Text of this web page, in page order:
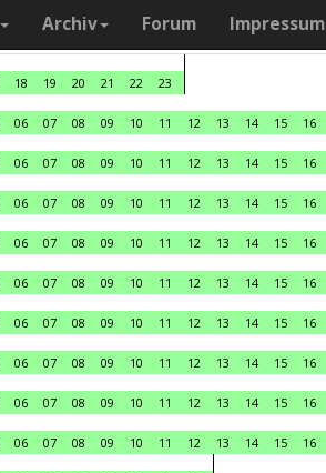
Archiv Forum Impressum
18 19 20 21 22
23
06 07 08 09 10 11 12 13 14 15 16
06 07 08 09 10 11 12 13 14 15 16
06 07 08 09 10 11 12 13 14 15 16
06 07 08 09 10 11 12 13 14 15 16
06 07 08 09 10 11 12 13 14 15 16
06 07 08 09 10 11 12 13 14 15 16
06 07 08 09 10 11 12 13 14 15 16
06 07 08 09 10 11 12 13 14 15 16
06 07 08 09 10 11 12 13 14 15 16